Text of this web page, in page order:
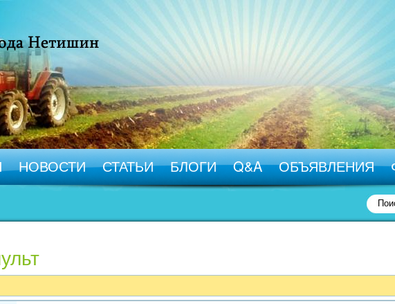
НОВОСТИ СТАТЬИ БЛОГИ Q&A ОБЪЯВЛЕНИЯ